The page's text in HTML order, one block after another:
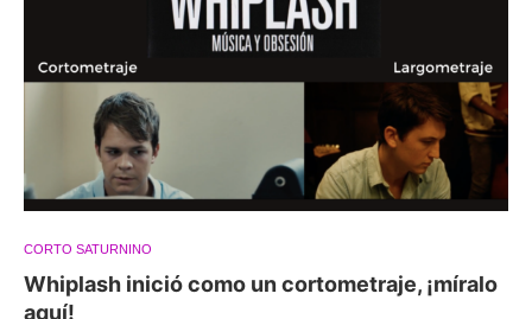
CORTO SATURNINO
Whiplash inició como un cortometraje, ¡míralo
aquí!